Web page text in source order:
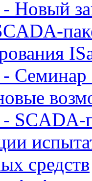
Новый
-
SCADA-
средств